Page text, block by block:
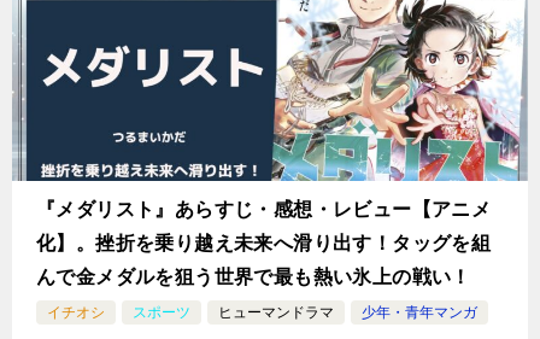
『メダリスト』あらすじ・感想・レビュー【アニメ
化】。挫折を乗り越え未来へ滑り出す！タッグを組
んで金メダルを狙う世界で最も熱い氷上の戦い！
イチオシ スポーツ ヒューマンドラマ 少年・青年マンガ